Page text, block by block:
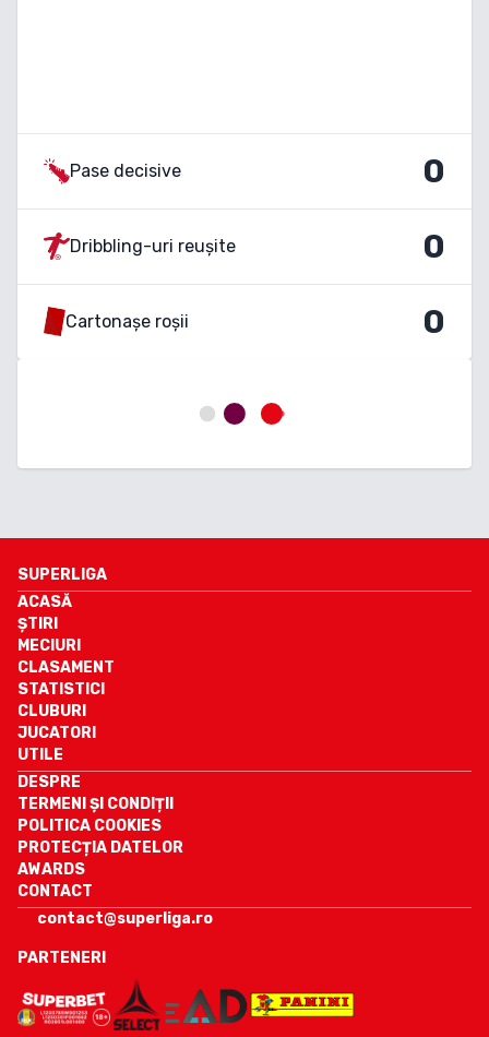
Pase decisive 0
Dribbling-uri reușite 0
Cartonașe roșii 0
SUPERLIGA
ACASĂ
ȘTIRI
MECIURI
CLASAMENT
STATISTICI
CLUBURI
JUCATORI
UTILE
DESPRE
TERMENI ȘI CONDIȚII
POLITICA COOKIES
PROTECȚIA DATELOR
AWARDS
CONTACT
contact@superliga.ro
PARTENERI